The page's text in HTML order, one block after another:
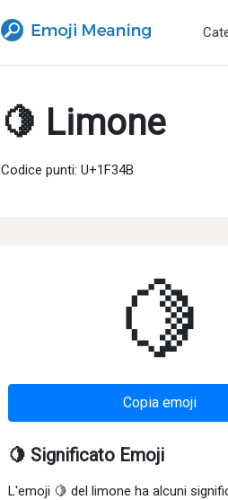
🍋 Limone
Codice punti: U+1F34B
🍋
Copia emoji
🍋 Significato Emoji
L'emoji 🍋 del limone ha alcuni